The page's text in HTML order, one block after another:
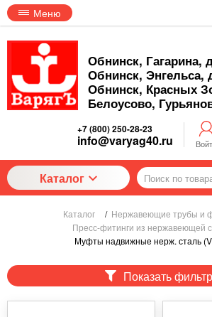
Меню
Обнинск, Гагарина,
Обнинск, Энгельса,
Обнинск, Красных
Белоусово,
+7 (800) 250-28-23
info@varyag40.ru
Каталог
Каталог / Нержавеющие трубы и
Пресс-фитинги из нержавеющей
Муфты надвижные нерж. сталь
Показать фильтр